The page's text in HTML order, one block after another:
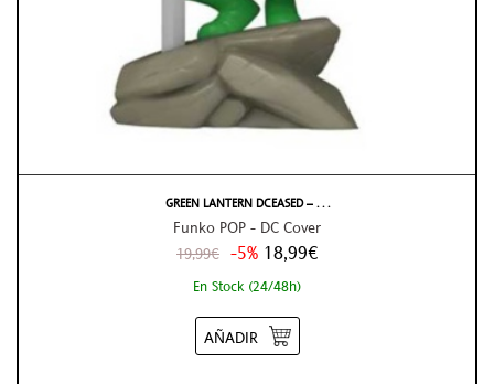
GREEN LANTERN DCEASED – . . .
Funko POP - DC Cover
19,99€ -5% 18,99€
En Stock (24/48h)
AÑADIR